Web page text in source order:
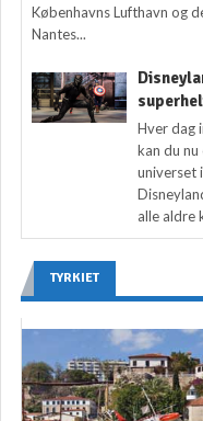
Københavns Lufthavn og
Nantes...
Hver dag
kan du
universet
alle aldre
TYRKIET